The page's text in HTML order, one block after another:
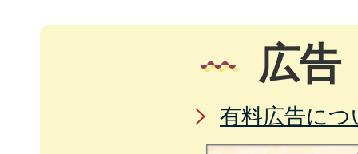
広告
有料広告につ